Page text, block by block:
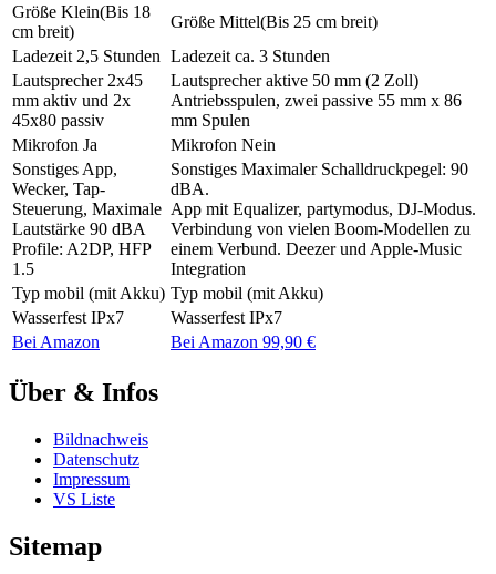
Größe Klein(Bis 18
cm breit)
Größe Mittel(Bis 25 cm breit)
Ladezeit 2,5 Stunden Ladezeit ca. 3 Stunden
Lautsprecher2x45
mm aktiv und 2x
45x80 passiv
Lautsprecheraktive 50 mm (2 Zoll)
Antriebsspulen, zwei passive 55 mm x 86
mm Spulen
Mikrofon Ja Mikrofon Nein
Sonstiges App,
Wecker, Tap-
Steuerung, Maximale
Lautstärke 90 dBA
Profile: A2DP, HFP
1.5
Sonstiges Maximaler Schalldruckpegel: 90
dBA.
App mit Equalizer, partymodus, DJ-Modus.
Verbindung von vielen Boom-Modellen zu
einem Verbund. Deezer und Apple-Music
Integration
Typ mobil (mit Akku) Typ mobil (mit Akku)
Wasserfest IPx7 Wasserfest IPx7
Bei Amazon
Bei Amazon 99,90 €
Über & Infos
Bildnachweis
Datenschutz
Impressum
VS Liste
Sitemap